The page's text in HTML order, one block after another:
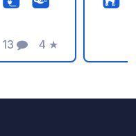
un
13
Comentarios
4
Calificación
★
con
está